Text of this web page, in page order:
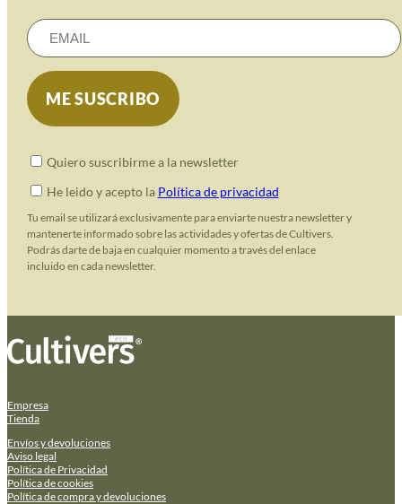
Quiero suscribirme a la newsletter
He leido y acepto la Política de privacidad
Tu email se utilizará exclusivamente para enviarte nuestra newsletter y
mantenerte informado sobre las actividades y ofertas de Cultivers.
Podrás darte de baja en cualquier momento a través del enlace
incluido en cada newsletter.
Empresa
Tienda
Envíos y devoluciones
Aviso legal
Política de Privacidad
Política de cookies
Política de compra y devoluciones